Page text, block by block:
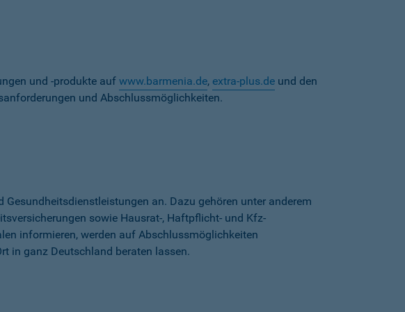
und -produkte auf www.barmenia.de, extra-plus.de und den
und Abschlussmöglichkeiten.
an. Dazu gehören unter anderem
sowie Hausrat-, Haftpflicht- und Kfz-
informieren, werden auf Abschlussmöglichkeiten
in ganz Deutschland beraten lassen.